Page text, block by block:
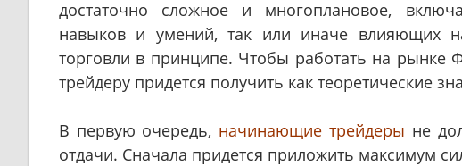
достаточно сложное и многоплановое,
навыков и умений, так или иначе влияющих
торговли в принципе. Чтобы работать на рынке
трейдеру придется получить как теоретические
В первую очередь, начинающие трейдеры не
отдачи. Сначала придется приложить максимум